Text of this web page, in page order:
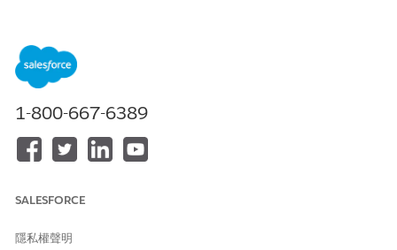
適用於 IT 服務的事件管理員分析顯示面板
使用資料驅動的洞察增強事件解決方法和客戶滿意度。此顯示面
板提供事件量、解決時間和 SLA 缺口的重要度量。事件管理員
體服務提供。
使用可自訂檢視以及如變更類型、風險層級、優先順序、狀態和
功率,並減少未批准的變更。
1-800-667-6389
SALESFORCE
隱私權聲明